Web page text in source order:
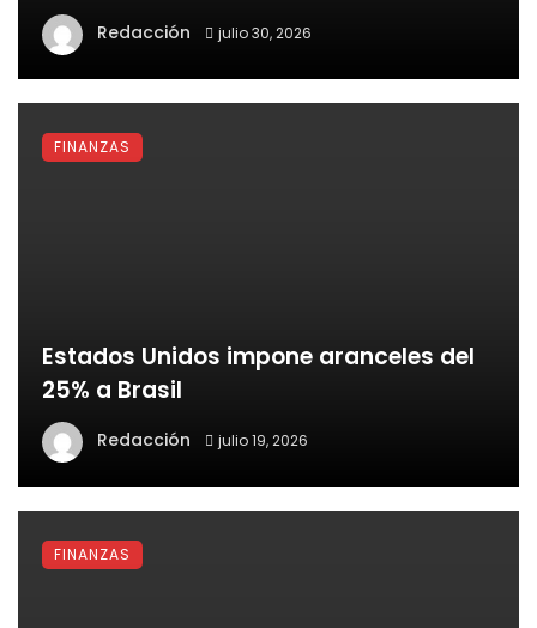
Redacción julio 30, 2026
Estados Unidos impone aranceles del
25% a Brasil
Redacción julio 19, 2026
FINANZAS
FINANZAS